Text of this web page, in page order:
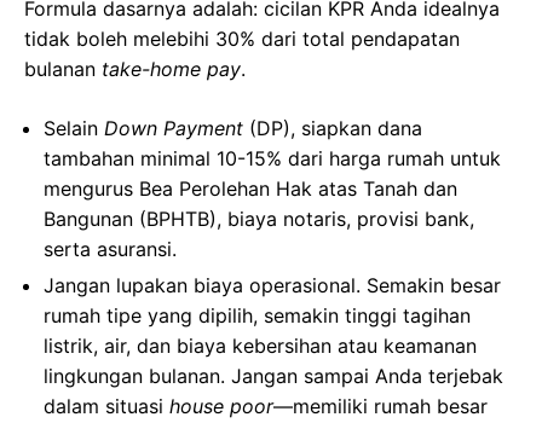
Formula dasarnya adalah: cicilan KPR Anda idealnya
tidak boleh melebihi 30% dari total pendapatan
bulanan take-home pay.
Selain Down Payment (DP), siapkan dana
tambahan minimal 10-15% dari harga rumah untuk
mengurus Bea Perolehan Hak atas Tanah dan
Bangunan (BPHTB), biaya notaris, provisi bank,
serta asuransi.
Jangan lupakan biaya operasional. Semakin besar
rumah tipe yang dipilih, semakin tinggi tagihan
listrik, air, dan biaya kebersihan atau keamanan
lingkungan bulanan. Jangan sampai Anda terjebak
dalam situasi house poor—memiliki rumah besar